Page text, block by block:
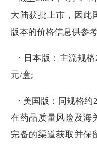
大陆获批上市，因此
版本的价格信息供参考
· 日本版：主流规
元/盒;
· 美国版：同规格
在药品质量风险及海
完备的渠道获取并保